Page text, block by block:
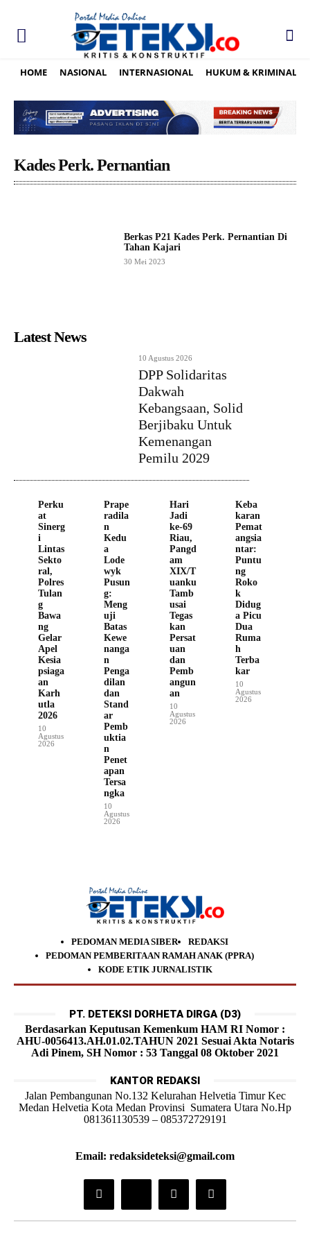
HOME NASIONAL INTERNASIONAL HUKUM & KRIMINAL
Kades Perk. Pernantian
Berkas P21 Kades Perk. Pernantian Di
Tahan Kajari
30 Mei 2023
Latest News
10 Agustus 2026
DPP Solidaritas
Dakwah
Kebangsaan, Solid
Berjibaku Untuk
Kemenangan
Pemilu 2029
Perku
at
Sinerg
i
Lintas
Sekto
ral,
Polres
Tulan
g
Bawa
ng
Gelar
Apel
Kesia
psiaga
an
Karh
utla
2026
10
Agustus
2026
Prape
radila
n
Kedu
a
Lode
wyk
Pusun
g:
Meng
uji
Batas
Kewe
nanga
n
Penga
dilan
dan
Stand
ar
Pemb
uktia
n
Penet
apan
Tersa
ngka
10
Agustus
2026
Hari
Jadi
ke-69
Riau,
Pangd
am
XIX/T
uanku
Tamb
usai
Tegas
kan
Persat
uan
dan
Pemb
angun
an
10
Agustus
2026
Keba
karan
Pemat
angsia
ntar:
Puntu
ng
Roko
k
Didug
a Picu
Dua
Ruma
h
Terba
kar
10
Agustus
2026
PEDOMAN MEDIA SIBER
REDAKSI
PEDOMAN PEMBERITAAN RAMAH ANAK (PPRA)
KODE ETIK JURNALISTIK
PT. DETEKSI DORHETA DIRGA (D3)
Berdasarkan Keputusan Kemenkum HAM RI Nomor :
AHU-0056413.AH.01.02.TAHUN 2021 Sesuai Akta Notaris
Adi Pinem, SH Nomor : 53 Tanggal 08 Oktober 2021
KANTOR REDAKSI
Jalan Pembangunan No.132 Kelurahan Helvetia Timur Kec
Medan Helvetia Kota Medan Provinsi Sumatera Utara No.Hp
081361130539 – 085372729191
Email: redaksideteksi@gmail.com